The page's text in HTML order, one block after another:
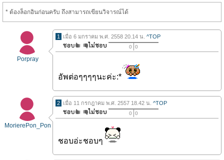
* ต้องล็อกอินก่อนครับ ถึงสามารถเขียนวิจารณ์ได้
Porpray
1 เมื่อ 6 มกราคม พ.ศ. 2558 20.14 น. ^TOP
0 0
อัพต่อๆๆๆๆนะค่ะ:*
MorierePon_Pon
2 เมื่อ 11 กรกฎาคม พ.ศ. 2557 18.42 น. ^TOP
0 0
ชอบอ่ะชอบๆ